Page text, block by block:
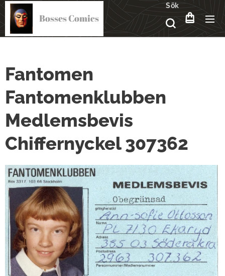
Bosses Comics
Sök
Fantomen
Fantomenklubben
Medlemsbevis
Chiffernyckel 307362